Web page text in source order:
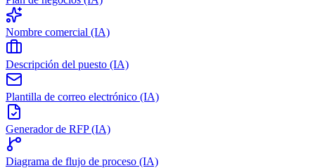
Nombre comercial (IA)
Descripción del puesto (IA)
Plantilla de correo electrónico (IA)
Generador de RFP (IA)
Diagrama de flujo de proceso (IA)